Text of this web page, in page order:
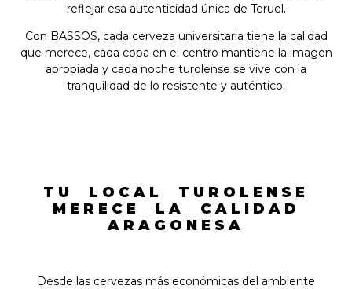
reflejar esa autenticidad única de Teruel.
Con BASSOS, cada cerveza universitaria tiene la calidad
que merece, cada copa en el centro mantiene la imagen
apropiada y cada noche turolense se vive con la
tranquilidad de lo resistente y auténtico.
TU LOCAL TUROLENSE
MERECE LA CALIDAD
ARAGONESA
Desde las cervezas más económicas del ambiente